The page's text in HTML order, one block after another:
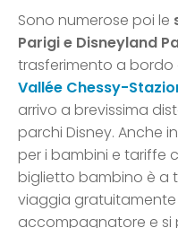
Sono numerose poi le
Parigi e Disneyland
trasferimento a bordo
Vallée Chessy-
arrivo a brevissima
parchi Disney. Anche
per i bambini e tariffe
biglietto bambino è a
viaggia
accompagnatore e si